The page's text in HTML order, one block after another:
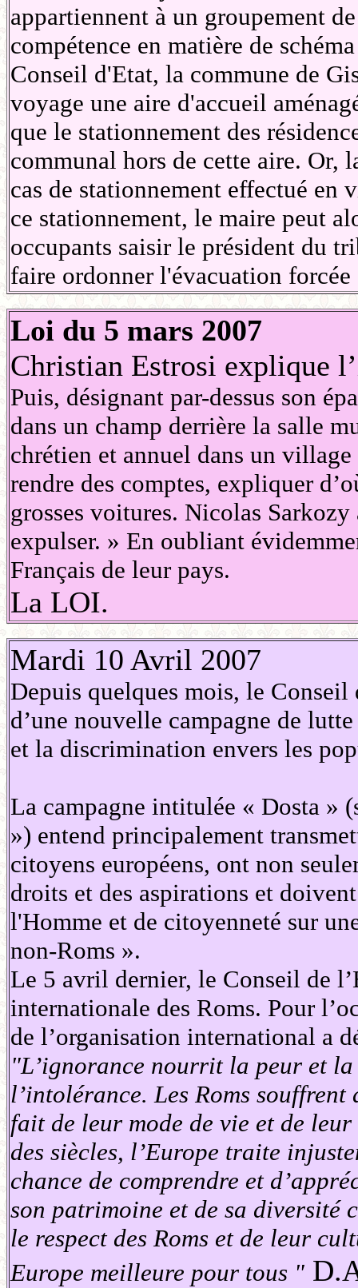
appartiennent à un groupement
compétence en matière de
Conseil d'Etat, la commune de
voyage une aire d'accueil
que le stationnement des
communal hors de cette aire.
cas de stationnement effectué
ce stationnement, le maire peut
occupants saisir le président du
faire ordonner l'évacuation
Loi du 5 mars 2007
Christian Estrosi explique
Puis, désignant par-dessus son
dans un champ derrière la salle
chrétien et annuel dans un
rendre des comptes, expliquer
grosses voitures. Nicolas
expulser. » En oubliant
Français de leur pays.
La LOI.
Mardi 10 Avril 2007
Depuis quelques mois, le Conseil
d’une nouvelle campagne de
et la discrimination envers les
La campagne intitulée « Dosta »
») entend principalement
citoyens européens, ont non
droits et des aspirations et
l'Homme et de citoyenneté sur
non-Roms ».
Le 5 avril dernier, le Conseil de
internationale des Roms. Pour
de l’organisation international a
"L’ignorance nourrit la peur et
l’intolérance. Les Roms
fait de leur mode de vie et de
des siècles, l’Europe traite
chance de comprendre et
son patrimoine et de sa diversité
le respect des Roms et de leur
Europe meilleure pour tous "